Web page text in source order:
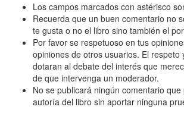
Los campos marcados con astérisco
Recuerda que un buen comentario no
te gusta o no el libro sino también el
Por favor se respetuoso en tus
opiniones de otros usuarios. El respeto
dotaran al debate del interés que
de que intervenga un moderador.
No se publicará ningún comentario
autoría del libro sin aportar ninguna